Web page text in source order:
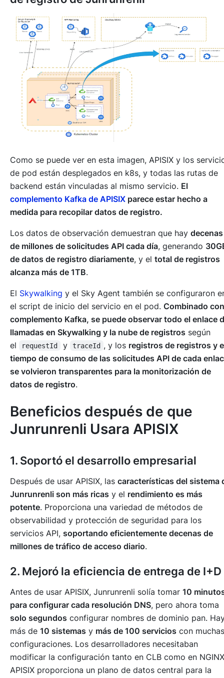
Como se puede ver en esta imagen, APISIX y los
de pod están desplegados en k8s, y todas las rutas de
backend están vinculadas al mismo servicio. El
complemento Kafka de APISIX parece estar hecho a
medida para recopilar datos de registro.
Los datos de observación demuestran que hay decenas
de millones de solicitudes API cada día, generando
de datos de registro diariamente, y el total de registros
alcanza más de 1TB.
El Skywalking y el Sky Agent también se configuraron
el script de inicio del servicio en el pod. Combinado
complemento Kafka, se puede observar todo el enlace
llamadas en Skywalking y la nube de registros según
el
requestId y traceId , y los registros de registros y
tiempo de consumo de las solicitudes API de cada
se volvieron transparentes para la monitorización de
datos de registro.
Beneficios después de que
Junrunrenli Usara APISIX
1. Soportó el desarrollo empresarial
Después de usar APISIX, las características del sistema
Junrunrenli son más ricas y el rendimiento es más
potente. Proporciona una variedad de métodos de
observabilidad y protección de seguridad para los
servicios API, soportando eficientemente decenas de
millones de tráfico de acceso diario.
2. Mejoró la eficiencia de entrega de I+D
Antes de usar APISIX, Junrunrenli solía tomar 10
para configurar cada resolución DNS, pero ahora toma
solo segundos configurar nombres de dominio pan.
más de 10 sistemas y más de 100 servicios con muchas
configuraciones. Los desarrolladores necesitaban
modificar la configuración tanto en CLB como en
APISIX proporciona un plano de datos central para la